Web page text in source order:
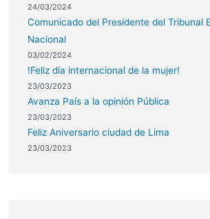
24/03/2024
Comunicado del Presidente del Tribunal
Nacional
03/02/2024
!Feliz día internacional de la mujer!
23/03/2023
Avanza País a la opinión Pública
23/03/2023
Feliz Aniversario ciudad de Lima
23/03/2023